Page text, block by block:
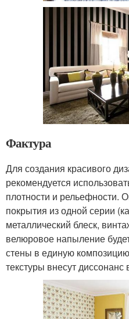
Фактура
Для создания красивого
рекомендуется
плотности и рельефности.
покрытия из одной серии
металлический блеск,
велюровое напыление
стены в единую
текстуры внесут